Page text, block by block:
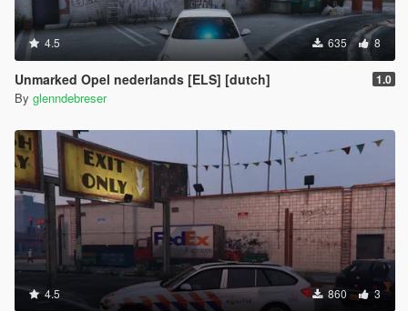
4.5 635 8
Unmarked Opel nederlands [ELS] [dutch] 1.0
By glenndebreser
4.5 860 3